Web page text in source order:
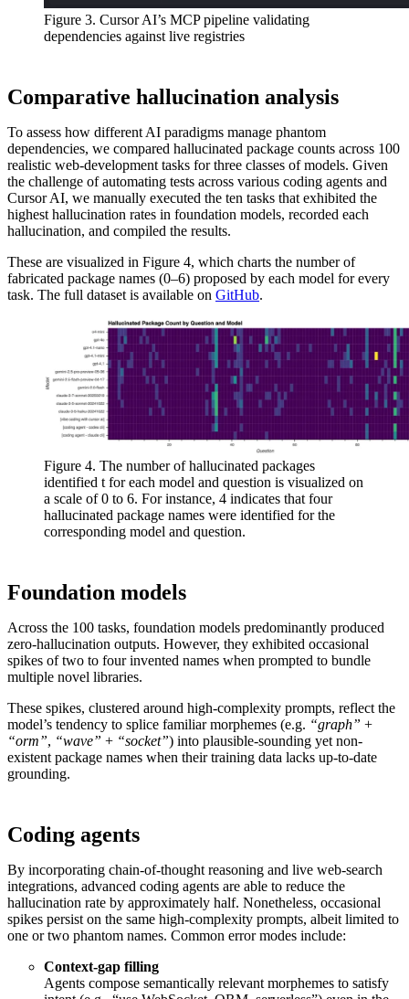
Figure 3. Cursor AI’s MCP pipeline validating
dependencies against live registries
Comparative hallucination analysis
To assess how different AI paradigms manage phantom
dependencies, we compared hallucinated package counts across 100
realistic web-development tasks for three classes of models. Given
the challenge of automating tests across various coding agents and
Cursor AI, we manually executed the ten tasks that exhibited the
highest hallucination rates in foundation models, recorded each
hallucination, and compiled the results.
These are visualized in Figure 4, which charts the number of
fabricated package names (0–6) proposed by each model for every
task. The full dataset is available on GitHub.
Figure 4. The number of hallucinated packages
identified t for each model and question is visualized on
a scale of 0 to 6. For instance, 4 indicates that four
hallucinated package names were identified for the
corresponding model and question.
Foundation models
Across the 100 tasks, foundation models predominantly produced
zero-hallucination outputs. However, they exhibited occasional
spikes of two to four invented names when prompted to bundle
multiple novel libraries.
These spikes, clustered around high-complexity prompts, reflect the
model’s tendency to splice familiar morphemes (e.g. “graph” +
“orm”, “wave” + “socket”) into plausible-sounding yet non-
existent package names when their training data lacks up-to-date
grounding.
Coding agents
By incorporating chain-of-thought reasoning and live web-search
integrations, advanced coding agents are able to reduce the
hallucination rate by approximately half. Nonetheless, occasional
spikes persist on the same high-complexity prompts, albeit limited to
one or two phantom names. Common error modes include:
Context-gap filling
Agents compose semantically relevant morphemes to satisfy